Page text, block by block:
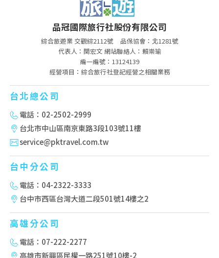
品冠國際旅行社股份有限公司
綜合旅遊業 交觀綜2112號
品保協會：北1281號
代表人：関宏文 網站聯絡人：賴崇瑜
編一編號：13124139
經營項目：綜合旅行社登記經營之相關業務
台北總公司
電話：02-2502-2999
台北市中山區南京東路3段103號11樓
service@pktravel.com.tw
台中分公司
電話：04-2322-3333
台中市西區台灣大道二段501號14樓之2
高雄分公司
電話：07-222-2277
高雄市新興區民權一路251號10樓-2